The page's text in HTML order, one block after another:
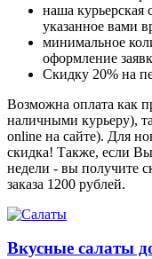
наша курьерская
указанное вами
минимальное
оформление
Скидку 20% на
Возможна оплата как
наличными курьеру),
online на сайте). Для
скидка! Также, если Вы
недели - вы получите
заказа 1200 рублей.
Вкусные салаты